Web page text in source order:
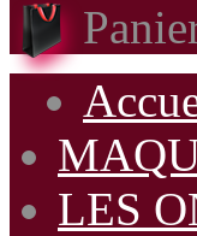
LES